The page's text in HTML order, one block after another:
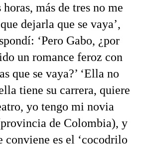
horas, más de tres no me
dejarla que se vaya’,
‘Pero Gabo, ¿por
un romance feroz con
que se vaya?’ ‘Ella no
tiene su carrera, quiere
yo tengo mi novia
de Colombia), y
conviene es el ‘cocodrilo